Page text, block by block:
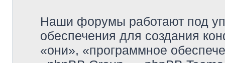
Наши форумы работают под
обеспечения для создания
«они», «программное